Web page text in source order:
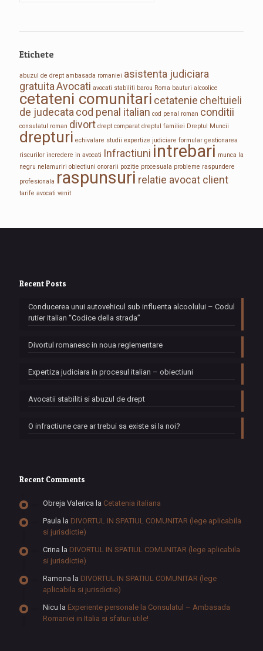
Etichete
abuzul de drept ambasada romaniei asistenta judiciara
gratuitaAvocati avocati stabiliti barou Roma bauturi alcoolice
cetateni comunitari cetatenie cheltuieli
de judecata cod penal italian cod penal roman conditii
consulatul roman divort drept comparat dreptul familiei Dreptul Muncii
drepturi echivalare studii expertize judiciare formular gestionarea
riscurilor incredere in avocati Infractiuni intrebari munca la
negru nelamuriri obiectiuni onorarii pozitie procesuala probleme raspundere
profesionala raspunsuri relatie avocat client
tarife avocati venit
Recent Posts
Conducerea unui autovehicul sub influenta alcoolului – Codul
rutier italian “Codice della strada”
Divortul romanesc in noua reglementare
Expertiza judiciara in procesul italian – obiectiuni
Avocatii stabiliti si abuzul de drept
O infractiune care ar trebui sa existe si la noi?
Recent Comments
Obreja Valerica la Cetatenia italiana
Paula la DIVORTUL IN SPATIUL COMUNITAR (lege aplicabila
si jurisdictie)
Crina la DIVORTUL IN SPATIUL COMUNITAR (lege aplicabila
si jurisdictie)
Ramona la DIVORTUL IN SPATIUL COMUNITAR (lege
aplicabila si jurisdictie)
Nicu la Experiente personale la Consulatul – Ambasada
Romaniei in Italia si sfaturi utile!